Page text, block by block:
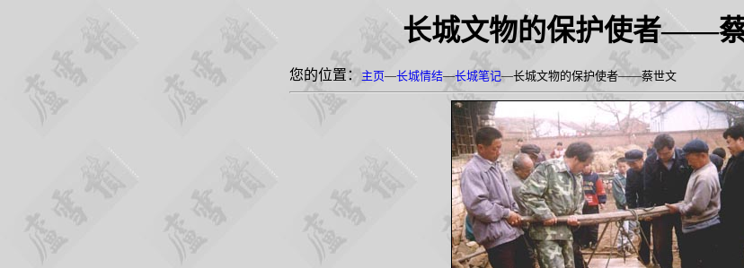
长城文物的保护使者——
您的位置： 主页—长城情结—长城笔记—长城文物的保护使者——蔡世文